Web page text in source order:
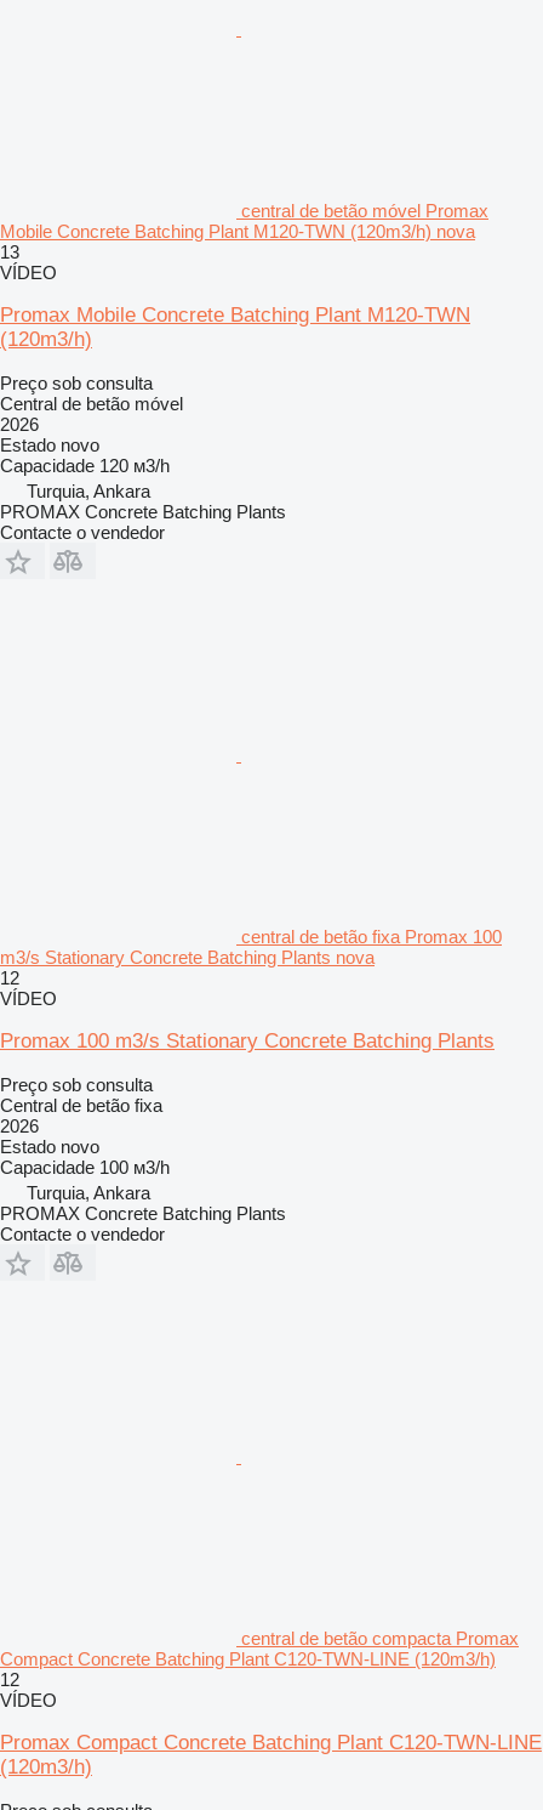
central de betão móvel Promax
Mobile Concrete Batching Plant M120-TWN (120m3/h) nova
13
VÍDEO
Promax Mobile Concrete Batching Plant M120-TWN
(120m3/h)
Preço sob consulta
Central de betão móvel
2026
Estado novo
Capacidade 120 м3/h
Turquia, Ankara
PROMAX Concrete Batching Plants
Contacte o vendedor
central de betão fixa Promax 100
m3/s Stationary Concrete Batching Plants nova
12
VÍDEO
Promax 100 m3/s Stationary Concrete Batching Plants
Preço sob consulta
Central de betão fixa
2026
Estado novo
Capacidade 100 м3/h
Turquia, Ankara
PROMAX Concrete Batching Plants
Contacte o vendedor
central de betão compacta Promax
Compact Concrete Batching Plant C120-TWN-LINE (120m3/h)
12
VÍDEO
Promax Compact Concrete Batching Plant C120-TWN-LINE
(120m3/h)